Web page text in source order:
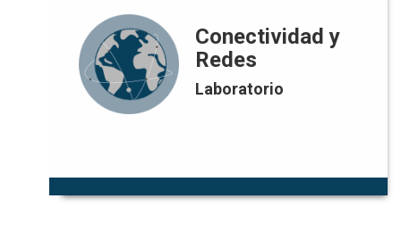
Conectividad y
Redes
Laboratorio
Conectividad y Redes
Responsable:
Harold Castro B. | Yezyd Donoso
hcastro@uniandes.edu.co |